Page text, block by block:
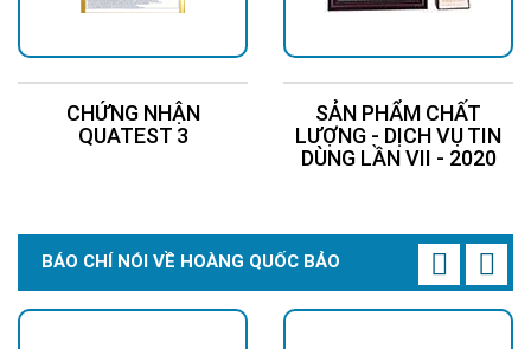
CHỨNG NHẬN
QUATEST 3
SẢN PHẨM CHẤT
LƯỢNG - DỊCH VỤ TIN
DÙNG LẦN VII - 2020
BÁO CHÍ NÓI VỀ HOÀNG QUỐC BẢO